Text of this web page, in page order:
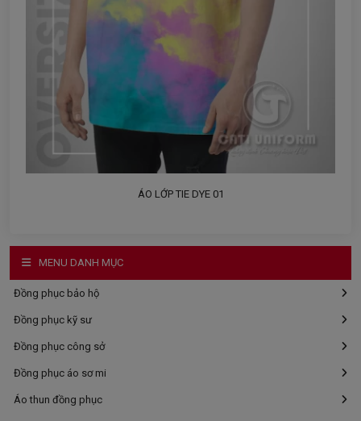
ÁO LỚP TIE DYE 01
MENU DANH MỤC
Đồng phục bảo hộ
Đồng phục kỹ sư
Đồng phục công sở
Đồng phục áo sơ mi
Áo thun đồng phục